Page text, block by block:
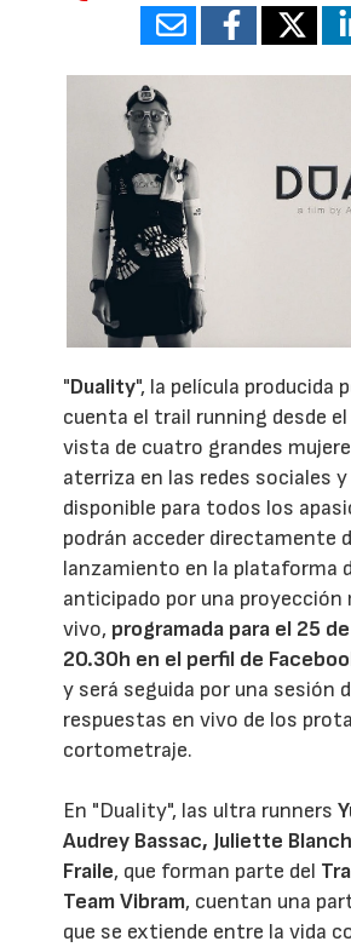
"Duality", la película producida
cuenta el trail running desde
vista de cuatro grandes
aterriza en las redes sociales
disponible para todos los
podrán acceder directamente
lanzamiento en la plataforma
anticipado por una proyección
vivo, programada para el 25
20.30h en el perfil de
y será seguida por una sesión
respuestas en vivo de los
cortometraje.
En "Duality", las ultra runners
Audrey Bassac, Juliette
Fraile, que forman parte del
Team Vibram, cuentan una
que se extiende entre la vida